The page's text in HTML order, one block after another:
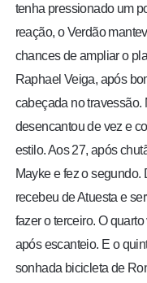
tenha pressionado um
reação, o Verdão
chances de ampliar o
Raphael Veiga, após
cabeçada no travessão.
desencantou de vez e
estilo. Aos 27, após
Mayke e fez o
recebeu de Atuesta e
fazer o terceiro. O
após escanteio. E o
sonhada bicicleta de